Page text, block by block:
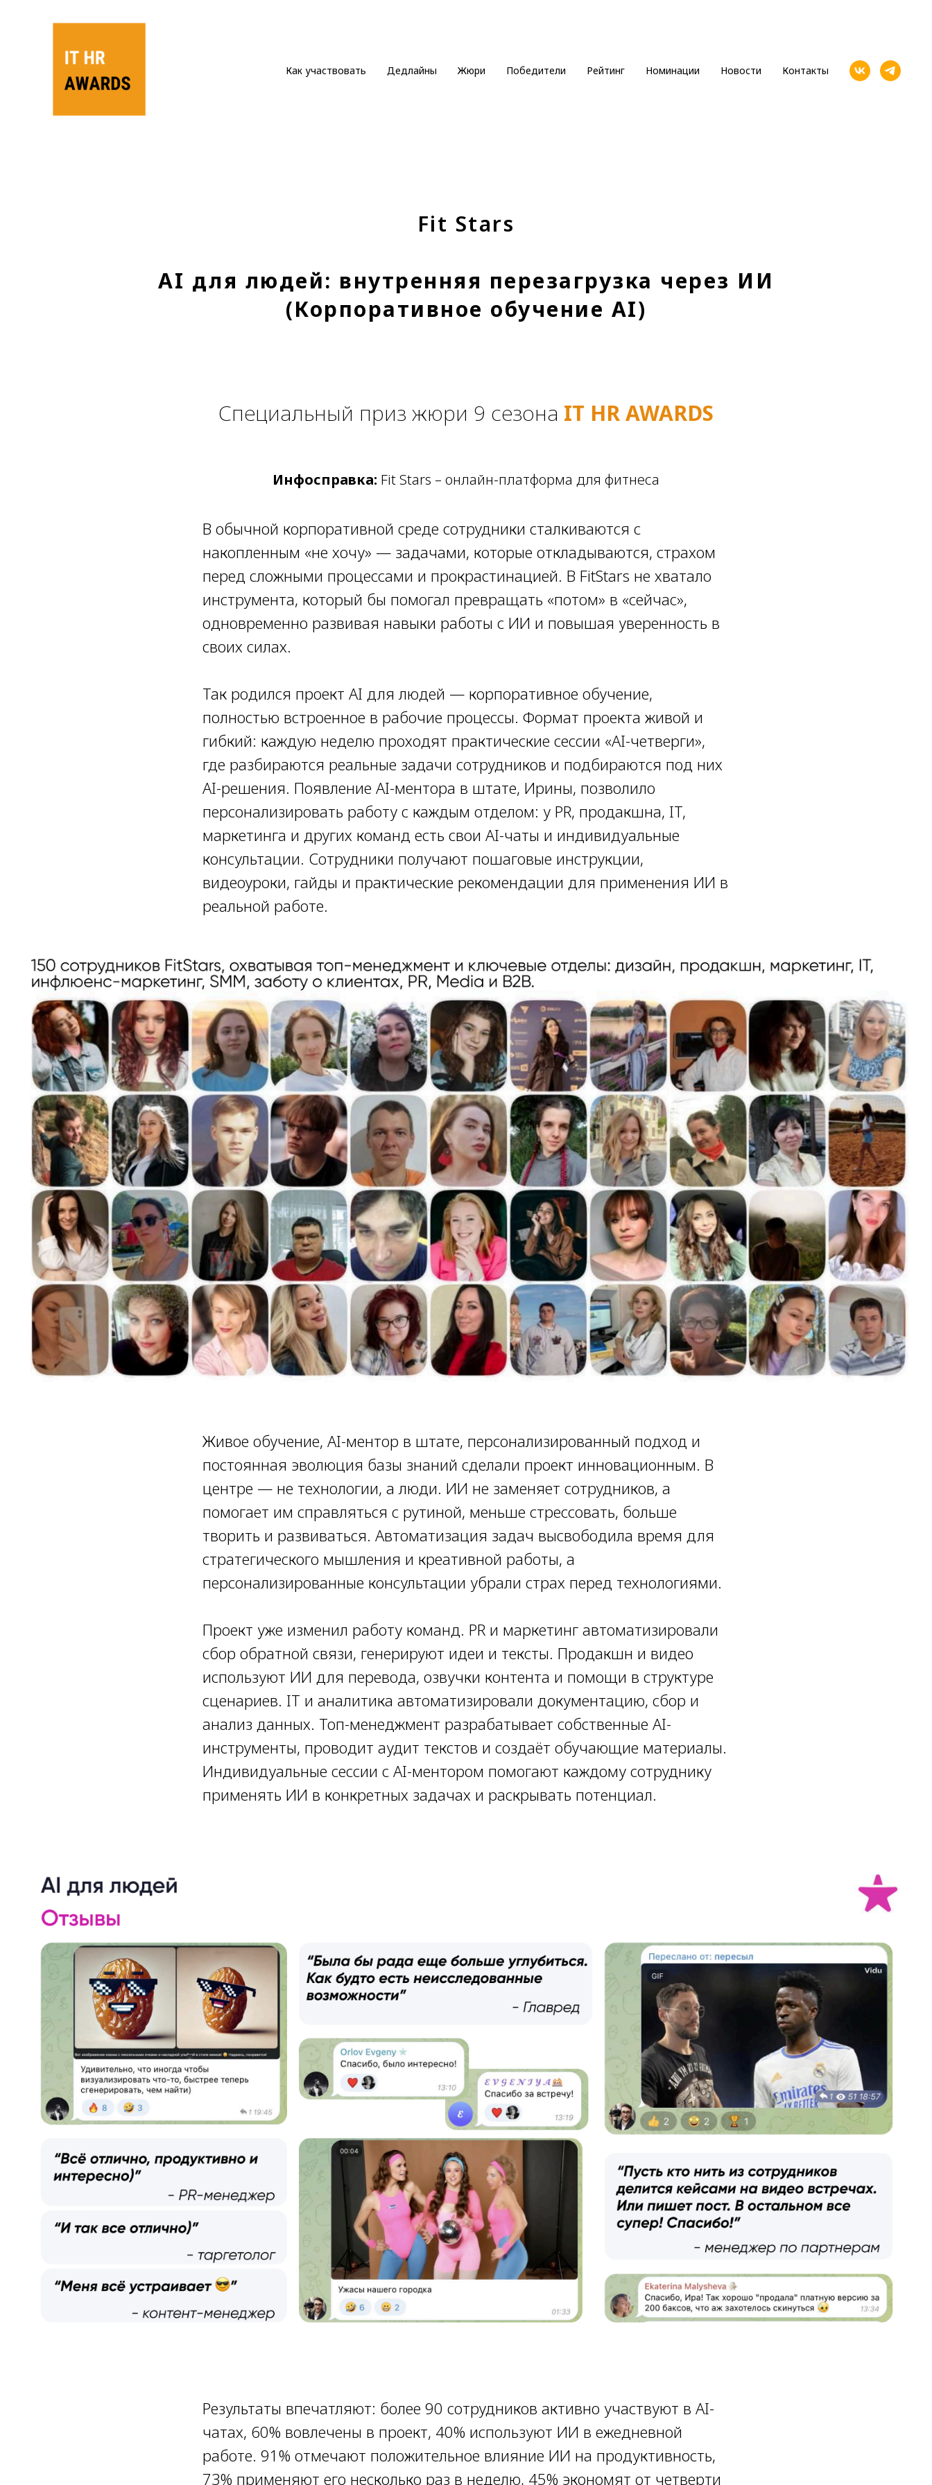
Как участвовать Дедлайны Жюри Победители Рейтинг Номинации Новости Контакты
Fit Stars
AI для людей: внутренняя перезагрузка через ИИ
(Корпоративное обучение AI)
Специальный приз жюри 9 сезона IT HR AWARDS
Инфосправка: Fit Stars – онлайн-платформа для фитнеса
В обычной корпоративной среде сотрудники сталкиваются с
накопленным «не хочу» — задачами, которые откладываются, страхом
перед сложными процессами и прокрастинацией. В FitStars не хватало
инструмента, который бы помогал превращать «потом» в «сейчас»,
одновременно развивая навыки работы с ИИ и повышая уверенность в
своих силах.
Так родился проект AI для людей — корпоративное обучение,
полностью встроенное в рабочие процессы. Формат проекта живой и
гибкий: каждую неделю проходят практические сессии «AI-четверги»,
где разбираются реальные задачи сотрудников и подбираются под них
AI-решения. Появление AI-ментора в штате, Ирины, позволило
персонализировать работу с каждым отделом: у PR, продакшна, IT,
маркетинга и других команд есть свои AI-чаты и индивидуальные
консультации. Сотрудники получают пошаговые инструкции,
видеоуроки, гайды и практические рекомендации для применения ИИ в
реальной работе.
Живое обучение, AI-ментор в штате, персонализированный подход и
постоянная эволюция базы знаний сделали проект инновационным. В
центре — не технологии, а люди. ИИ не заменяет сотрудников, а
помогает им справляться с рутиной, меньше стрессовать, больше
творить и развиваться. Автоматизация задач высвободила время для
стратегического мышления и креативной работы, а
персонализированные консультации убрали страх перед технологиями.
Проект уже изменил работу команд. PR и маркетинг автоматизировали
сбор обратной связи, генерируют идеи и тексты. Продакшн и видео
используют ИИ для перевода, озвучки контента и помощи в структуре
сценариев. IT и аналитика автоматизировали документацию, сбор и
анализ данных. Топ-менеджмент разрабатывает собственные AI-
инструменты, проводит аудит текстов и создаёт обучающие материалы.
Индивидуальные сессии с AI-ментором помогают каждому сотруднику
применять ИИ в конкретных задачах и раскрывать потенциал.
Результаты впечатляют: более 90 сотрудников активно участвуют в AI-
чатах, 60% вовлечены в проект, 40% используют ИИ в ежедневной
работе. 91% отмечают положительное влияние ИИ на продуктивность,
73% применяют его несколько раз в неделю, 45% экономят от четверти